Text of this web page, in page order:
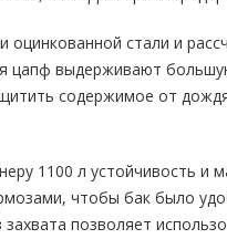
оцинкованной стали и
цапф выдерживают
содержимое от
1100 л устойчивость и
чтобы бак было
позволяет